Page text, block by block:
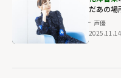
だあの
声優
2025.11.14